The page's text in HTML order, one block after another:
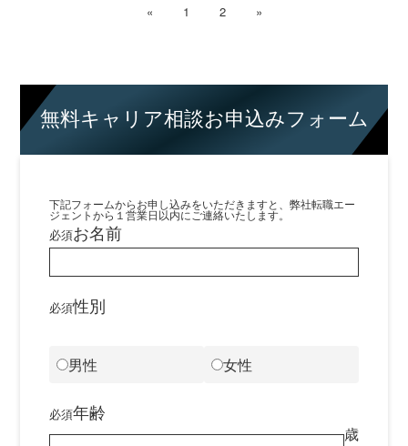
« 1 2 »
無料キャリア相談お申込みフォーム
下記フォームからお申し込みをいただきますと、弊社転職エー
ジェントから１営業日以内にご連絡いたします。
必須お名前
必須性別
男性 女性
必須年齢
歳